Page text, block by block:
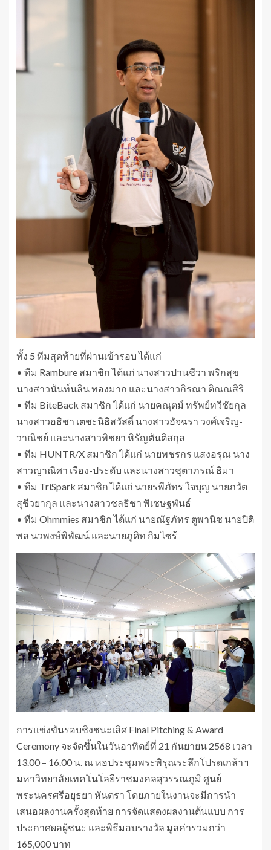
ทั้ง 5 ทีมสุดท้ายที่ผ่านเข้ารอบ ได้แก่
• ทีม Rambure สมาชิก ได้แก่ นางสาวปานชีวา พริกสุข
นางสาวนันท์นลิน ทองมาก และนางสาวกิรณา ติณณสิริ
• ทีม BiteBack สมาชิก ได้แก่ นายคณุตม์ ทรัพย์ทวีชัยกุล
นางสาวอธิชา เตชะนิธิสวัสดิ์ นางสาวอัจฉรา วงศ์เจริญ-
วาณิชย์ และนางสาวพิชยา หิรัญตันติสกุล
• ทีม HUNTR/X สมาชิก ได้แก่ นายพชรกร แสงอรุณ นาง
สาวญาณิศา เรือง-ประดับ และนางสาวชุตาภรณ์ ธิมา
• ทีม TriSpark สมาชิก ได้แก่ นายรพีภัทร ใจบุญ นายภวัต
สุชีวยากุล และนางสาวชลธิชา พิเชษฐพันธ์
• ทีม Ohmmies สมาชิก ได้แก่ นายณัฐภัทร ตูพานิช นายปิติ
พล นวพงษ์พิพัฒน์ และนายภูดิท กิมไซร้
การแข่งขันรอบชิงชนะเลิศ Final Pitching & Award
Ceremony จะจัดขึ้นในวันอาทิตย์ที่ 21 กันยายน 2568 เวลา
13.00 – 16.00 น. ณ หอประชุมพระพิรุณระลึกโปรดเกล้าฯ
มหาวิทยาลัยเทคโนโลยีราชมงคลสุวรรณภูมิ ศูนย์
พระนครศรีอยุธยา หันตรา โดยภายในงานจะมีการนำ
เสนอผลงานครั้งสุดท้าย การจัดแสดงผลงานต้นแบบ การ
ประกาศผลผู้ชนะ และพิธีมอบรางวัล มูลค่ารวมกว่า
165,000 บาท